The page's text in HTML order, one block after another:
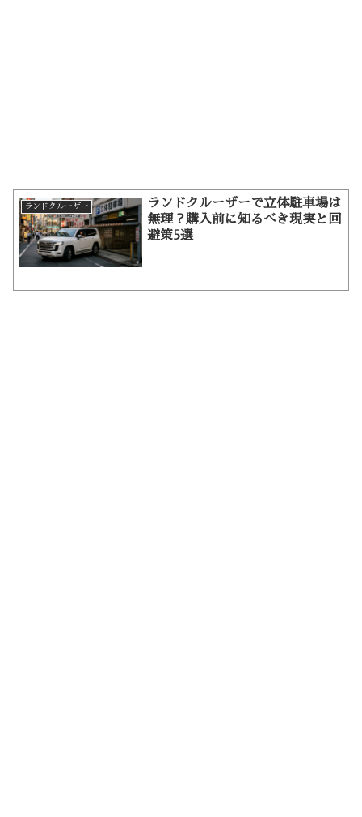
ランドクルーザー
ランドクルーザーで立体駐車場は
無理？購入前に知るべき現実と回
避策5選